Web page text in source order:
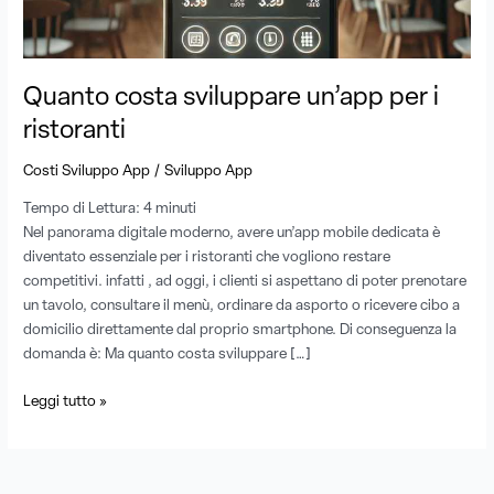
Quanto costa sviluppare un’app per i
ristoranti
Costi Sviluppo App /Sviluppo App
Tempo di Lettura:4 minuti
Nel panorama digitale moderno, avere un’app mobile dedicata è
diventato essenziale per i ristoranti che vogliono restare
competitivi. infatti , ad oggi, i clienti si aspettano di poter prenotare
un tavolo, consultare il menù, ordinare da asporto o ricevere cibo a
domicilio direttamente dal proprio smartphone. Di conseguenza la
domanda è: Ma quanto costa sviluppare […]
Leggi tutto »